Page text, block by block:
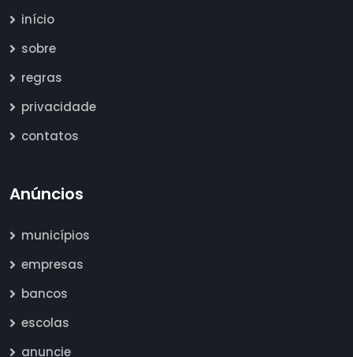
início
sobre
regras
privacidade
contatos
Anúncios
municípios
empresas
bancos
escolas
anuncie